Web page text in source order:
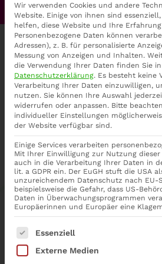
Ganzheitliche
Yoga,
Gesundheit
ganzheitliche
Wir verwenden Cookies und andere
Website. Einige von ihnen sind
helfen, diese Website und Ihre
Personenbezogene Daten können
Adressen), z. B. für personalisierte
Messung von Anzeigen und Inhalten.
die Verwendung Ihrer Daten finden Sie
Datenschutzerklärung. Es besteht keine
Verarbeitung Ihrer Daten einzuwilligen,
nutzen. Sie können Ihre Auswahl
widerrufen oder anpassen. Bitte
individueller Einstellungen
der Website verfügbar sind.
Einige Services verarbeiten
Mit Ihrer Einwilligung zur Nutzung dieser
auch in die Verarbeitung Ihrer Daten in
lit. a GDPR ein. Der EuGH stuft die USA
unzureichendem Datenschutz nach EU-
beispielsweise die Gefahr, dass US-
Daten in Überwachungsprogrammen
Europäerinnen und Europäer eine
Es folgt eine Liste der Service-
Essenziell
Externe Medien